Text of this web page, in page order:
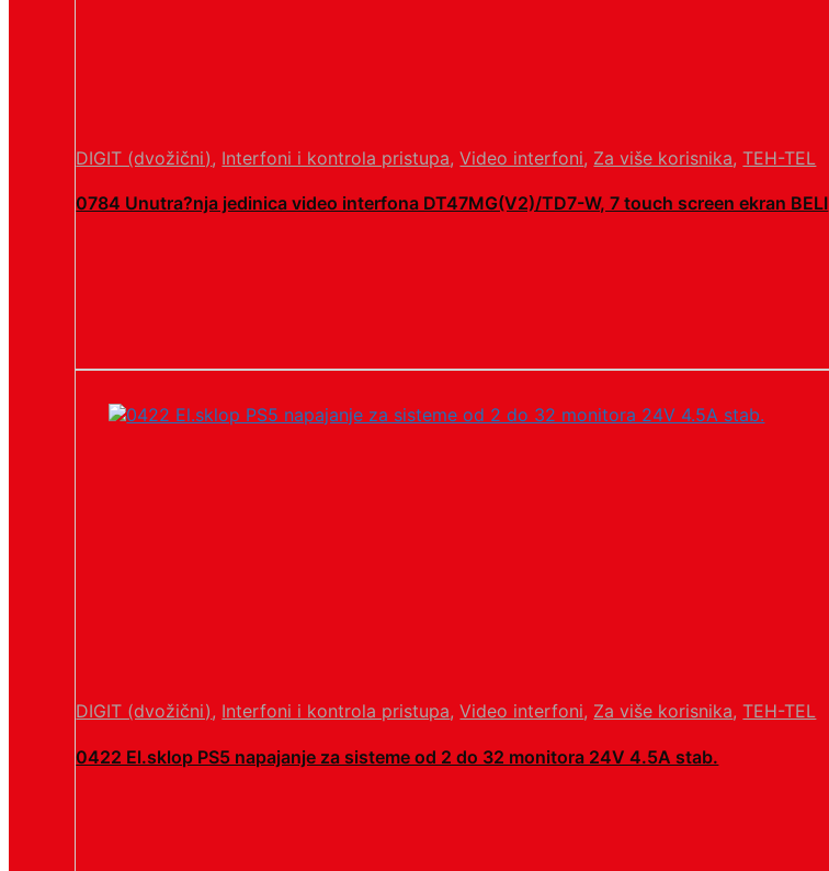
DIGIT (dvožični), Interfoni i kontrola pristupa,Video interfoni, Za više korisnika, TEH-TEL
0784 Unutra?nja jedinica video interfona DT47MG(V2)/TD7-W, 7 touch screen ekran BELI
DIGIT (dvožični), Interfoni i kontrola pristupa,Video interfoni, Za više korisnika, TEH-TEL
0422 El.sklop PS5 napajanje za sisteme od 2 do 32 monitora 24V 4.5A stab.